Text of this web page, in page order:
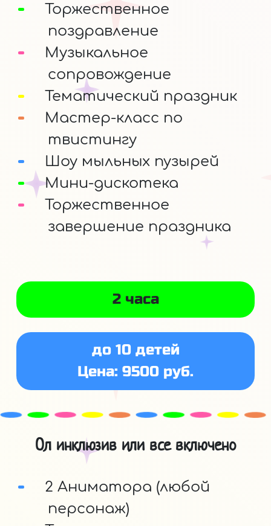
Торжественное
поздравление
Музыкальное
сопровождение
Тематический праздник
Мастер-класс по
твистингу
Шоу мыльных пузырей
Мини-дискотека
Торжественное
завершение праздника
2 часа
до 10 детей
Цена: 9500 руб.
Ол инклюзив или все включено
2 Аниматора (любой
персонаж)